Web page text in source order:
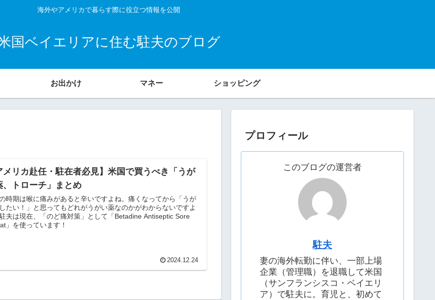
海外やアメリカで暮らす際に役立つ情報を公開
国ベイエリアに住む駐夫のブログ
お出かけ マネー ショッピング
メリカ赴任・駐在者必見】米国で買うべき「うが
、トローチ」まとめ
時期は喉に痛みがあると辛いですよね。痛くなってから「うが
たい！」と思ってもどれがうがい薬なのかがわからないですよ
夫は現在、「のど痛対策」として「Betadine Antiseptic Sore
」を使っています！
2024.12.24
プロフィール
このブログの運営者
駐夫
妻の海外転勤に伴い、一部上場
企業（管理職）を退職して米国
（サンフランシスコ・ベイエリ
ア）で駐夫に。育児と、初めて